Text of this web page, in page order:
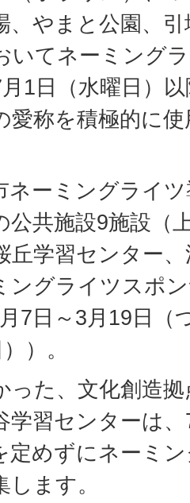
、やまと公園、
いてネーミング
1日（水曜日）
愛称を積極的に
ネーミングライ
公共施設9施設（
丘学習センター
ングライツスポ
月7日～3月19日
）。
った、文化創造
学習センターは
定めずにネーミ
ます。